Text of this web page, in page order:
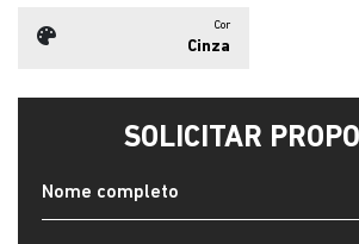
Cor
Cinza
SOLICITAR